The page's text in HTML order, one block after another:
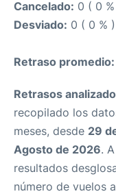
Cancelado: 0 ( 0
Desviado: 0 ( 0 % )
Retraso promedio:
Retrasos
recopilado los
meses, desde 29
Agosto de 2026.
resultados
número de vuelos